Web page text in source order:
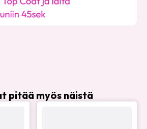
pitää myös näistä